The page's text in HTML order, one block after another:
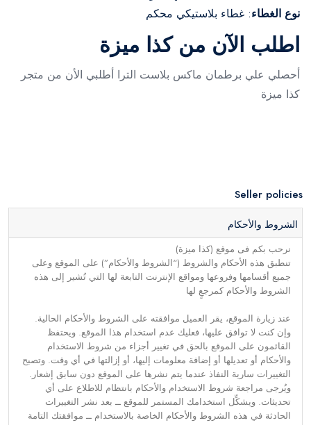
نوع الغطاء: غطاء بلاستيكي محكم
اطلب الآن من كذا ميزة
أحصلي علي برطمان ماكس بلاست الترا أطلبي الأن من متجر
كذا ميزة
Seller policies
الشروط والأحكام
نرحب بكم فى موقع (كذا ميزة)
تنطبق هذه الأحكام والشروط (“الشروط والأحكام”) على الموقع وعلى
جميع أقسامها وفروعها ومواقع الإنترنت التابعة لها التي تُشير إلى هذه
الشروط والأحكام كمرجعٍ لها
عند زيارة الموقع، يقر العميل موافقته على الشروط والأحكام الحالية.
وإن كنت لا توافق عليها، فعليك عدم استخدام هذا الموقع. ويحتفظ
القائمون على الموقع بالحق في تغيير أجزاء من شروط الاستخدام
والأحكام أو تعديلها أو إضافة معلومات إليها، أو إزالتها في أي وقت. وتصبح
التغييرات سارية النفاذ عندما يتم نشرها على الموقع دون سابق إشعار.
ويُرجى مراجعة شروط الاستخدام والأحكام بانتظام للاطلاع على أي
تحديثات. ويشكِّل استخدامك المستمر للموقع ــ بعد نشر التغييرات
الحادثة في هذه الشروط والأحكام الخاصة بالاستخدام ــ موافقتك التامة